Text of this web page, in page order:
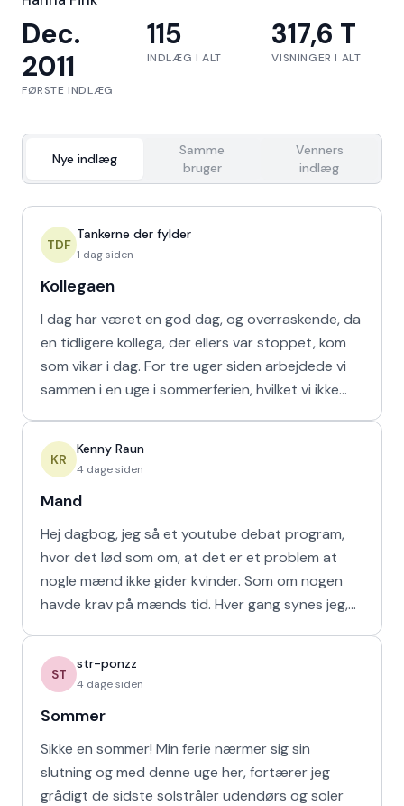
Dec.
2011
FØRSTE INDLÆG
115
INDLÆG I ALT
317,6 T
VISNINGER I ALT
Nye indlæg
Samme
bruger
Venners
indlæg
TDF
Tankerne der fylder
1 dag siden
Kollegaen
I dag har været en god dag, og overraskende, da
en tidligere kollega, der ellers var stoppet, kom
som vikar i dag. For tre uger siden arbejdede vi
sammen i en uge i sommerferien, hvilket vi ikke
KR
Kenny Raun
4 dage siden
Mand
Hej dagbog, jeg så et youtube debat program,
hvor det lød som om, at det er et problem at
nogle mænd ikke gider kvinder. Som om nogen
havde krav på mænds tid. Hver gang synes jeg,
ST
str-ponzz
4 dage siden
Sommer
Sikke en sommer! Min ferie nærmer sig sin
slutning og med denne uge her, fortærer jeg
grådigt de sidste solstråler udendørs og soler